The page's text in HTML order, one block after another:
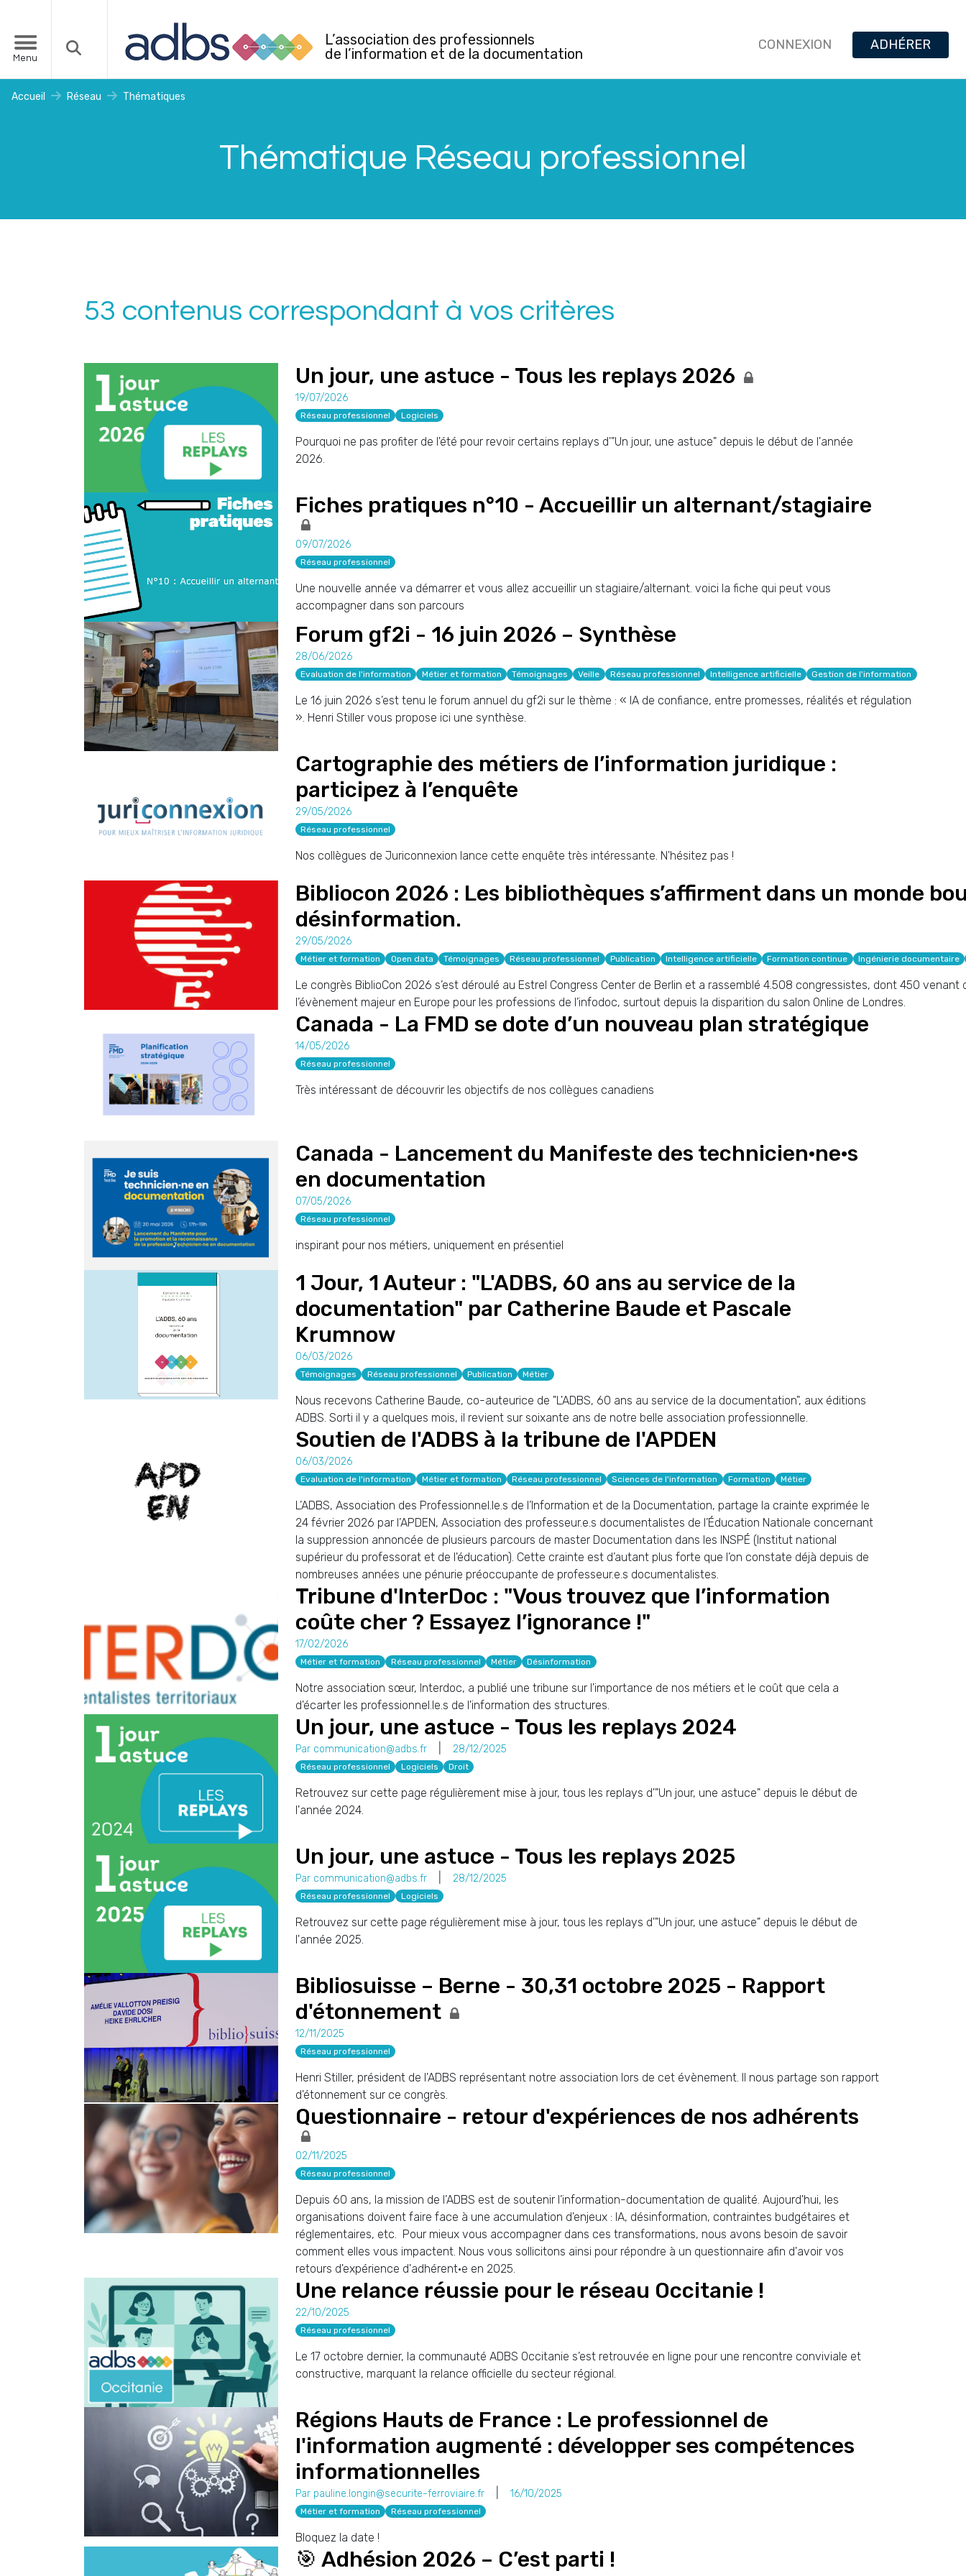
Menu
L’association des professionnels
de l’information et de la documentation
CONNEXION ADHÉRER
Accueil Réseau Thématiques
Thématique Réseau professionnel
53 contenus correspondant à vos critères
Un jour, une astuce - Tous les replays 2026
19/07/2026
Réseau professionnel Logiciels
Pourquoi ne pas profiter de l'été pour revoir certains replays d'"Un jour, une astuce" depuis le début de l'année
2026.
Fiches pratiques n°10 - Accueillir un alternant/stagiaire
09/07/2026
Réseau professionnel
Une nouvelle année va démarrer et vous allez accueillir un stagiaire/alternant. voici la fiche qui peut vous
accompagner dans son parcours
Forum gf2i - 16 juin 2026 – Synthèse
28/06/2026
Evaluation de l'information Métier et formation Témoignages Veille Réseau professionnel Intelligence artificielle Gestion de l'information
Le 16 juin 2026 s’est tenu le forum annuel du gf2i sur le thème : « IA de confiance, entre promesses, réalités et régulation
». Henri Stiller vous propose ici une synthèse.
Cartographie des métiers de l’information juridique :
participez à l’enquête
29/05/2026
Réseau professionnel
Nos collègues de Juriconnexion lance cette enquête très intéressante. N'hésitez pas !
Bibliocon 2026 : Les bibliothèques s’affirment dans un monde
désinformation.
29/05/2026
Métier et formation Open data Témoignages Réseau professionnel Publication Intelligence artificielle Formation continue Ingénierie documentaire
Le congrès BiblioCon 2026 s’est déroulé au Estrel Congress Center de Berlin et a rassemblé 4.508 congressistes, dont 450
l’évènement majeur en Europe pour les professions de l’infodoc, surtout depuis la disparition du salon Online de Londres.
Canada - La FMD se dote d’un nouveau plan stratégique
14/05/2026
Réseau professionnel
Très intéressant de découvrir les objectifs de nos collègues canadiens
Canada - Lancement du Manifeste des technicien·ne·s
en documentation
07/05/2026
Réseau professionnel
inspirant pour nos métiers, uniquement en présentiel
1 Jour, 1 Auteur : "L'ADBS, 60 ans au service de la
documentation" par Catherine Baude et Pascale
Krumnow
06/03/2026
Témoignages Réseau professionnel Publication Métier
Nous recevons Catherine Baude, co-auteurice de "L'ADBS, 60 ans au service de la documentation", aux éditions
ADBS. Sorti il y a quelques mois, il revient sur soixante ans de notre belle association professionnelle.
Soutien de l'ADBS à la tribune de l'APDEN
06/03/2026
Evaluation de l'information Métier et formation Réseau professionnel Sciences de l'information Formation Métier
L’ADBS, Association des Professionnel.le.s de l’Information et de la Documentation, partage la crainte exprimée le
24 février 2026 par l’APDEN, Association des professeur.e.s documentalistes de l’Éducation Nationale concernant
la suppression annoncée de plusieurs parcours de master Documentation dans les INSPÉ (Institut national
supérieur du professorat et de l'éducation). Cette crainte est d’autant plus forte que l’on constate déjà depuis de
nombreuses années une pénurie préoccupante de professeur.e.s documentalistes.
Tribune d'InterDoc : "Vous trouvez que l’information
coûte cher ? Essayez l’ignorance !"
17/02/2026
Métier et formation Réseau professionnel Métier Désinformation
Notre association sœur, Interdoc, a publié une tribune sur l'importance de nos métiers et le coût que cela a
d'écarter les professionnel.le.s de l'information des structures.
Un jour, une astuce - Tous les replays 2024
Par communication@adbs.fr 28/12/2025
Réseau professionnel Logiciels Droit
Retrouvez sur cette page régulièrement mise à jour, tous les replays d'"Un jour, une astuce" depuis le début de
l'année 2024.
Un jour, une astuce - Tous les replays 2025
Par communication@adbs.fr 28/12/2025
Réseau professionnel Logiciels
Retrouvez sur cette page régulièrement mise à jour, tous les replays d'"Un jour, une astuce" depuis le début de
l'année 2025.
Bibliosuisse – Berne - 30,31 octobre 2025 - Rapport
d'étonnement
12/11/2025
Réseau professionnel
Henri Stiller, président de l'ADBS représentant notre association lors de cet évènement. Il nous partage son rapport
d'étonnement sur ce congrès.
Questionnaire - retour d'expériences de nos adhérents
02/11/2025
Réseau professionnel
Depuis 60 ans, la mission de l’ADBS est de soutenir l’information-documentation de qualité. Aujourd'hui, les
organisations doivent faire face à une accumulation d'enjeux : IA, désinformation, contraintes budgétaires et
réglementaires, etc. Pour mieux vous accompagner dans ces transformations, nous avons besoin de savoir
comment elles vous impactent. Nous vous sollicitons ainsi pour répondre à un questionnaire afin d'avoir vos
retours d'expérience d'adhérent·e en 2025.
Une relance réussie pour le réseau Occitanie !
22/10/2025
Réseau professionnel
Le 17 octobre dernier, la communauté ADBS Occitanie s’est retrouvée en ligne pour une rencontre conviviale et
constructive, marquant la relance officielle du secteur régional.
Régions Hauts de France : Le professionnel de
l'information augmenté : développer ses compétences
informationnelles
Par pauline.longin@securite-ferroviaire.fr 16/10/2025
Métier et formation Réseau professionnel
Bloquez la date !
🎯 Adhésion 2026 – C’est parti !